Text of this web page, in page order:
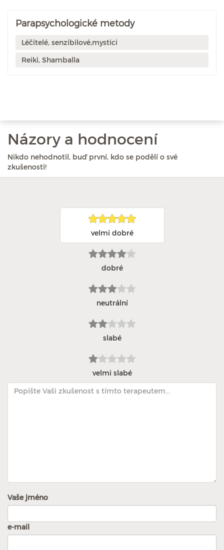
Parapsychologické metody
Léčitelé, senzibilové,mystici
Reiki, Shamballa
Názory a hodnocení
Nikdo nehodnotil, buď první, kdo se podělí o své
zkušenosti!
velmi dobré
dobré
neutrální
slabé
velmi slabé
Vaše jméno
e-mail